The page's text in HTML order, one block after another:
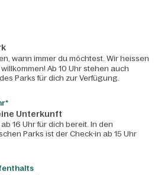
wann immer du möchtest. Wir heissen
Ab 10 Uhr stehen auch
Parks für dich zur Verfügung.
Unterkunft
16 Uhr für dich bereit. In den
Parks ist der Check-in ab 15 Uhr